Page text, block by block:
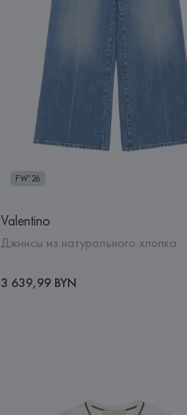
FW'26
Valentino
Джинсы из натурального хлопка
3 639,99 BYN